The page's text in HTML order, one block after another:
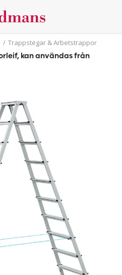
/ Trappstegar & Arbetstrappor
kan användas från